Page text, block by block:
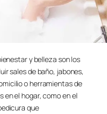
y belleza son los
sales de baño, jabones,
o herramientas de
en el hogar, como en el
que